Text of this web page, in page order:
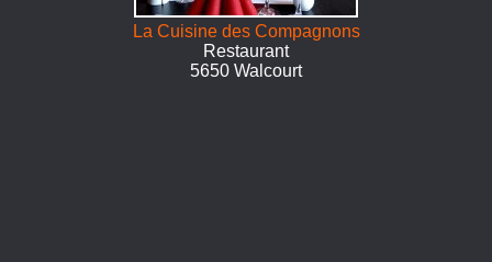
La Cuisine des Compagnons
Restaurant
5650 Walcourt